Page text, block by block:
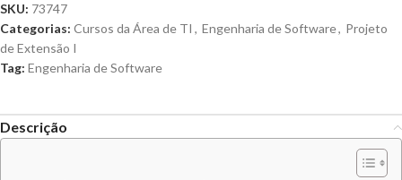
SKU: 73747
Categorias: Cursos da Área de TI , Engenharia de Software, Projeto
de Extensão I
Tag: Engenharia de Software
Descrição